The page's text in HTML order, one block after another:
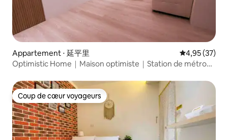
Appartement ⋅ 延平里 Évaluation
4,95 (37)
Optimistic Home｜Maison optimiste｜Station de métro
ferry de Gushan・Université nationale de Kaohsiung
Coup de cœur voyageurs
Coup de cœur voyageurs